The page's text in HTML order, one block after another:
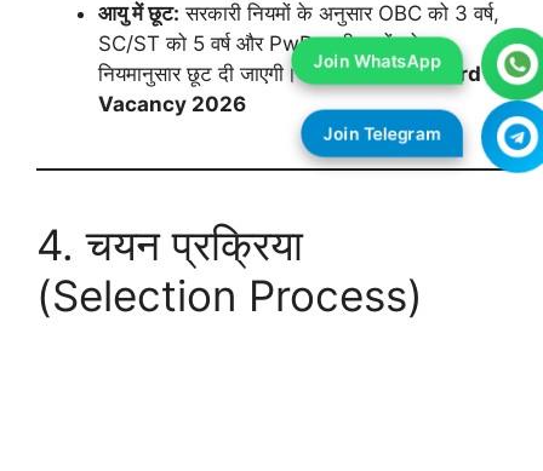
आयु में छूट: सरकारी नियमों के अनुसार OBC को 3 वर्ष,
SC/ST को 5 वर्ष और PwD उम्मीदवारों को
नियमानुसार छूट दी जाएगी।Delhi Cantt Board
Vacancy 2026
4. चयन प्रक्रिया
(Selection Process)